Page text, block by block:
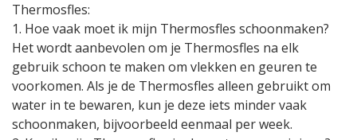
Thermosfles:
1. Hoe vaak moet ik mijn Thermosfles schoonmaken?
Het wordt aanbevolen om je Thermosfles na elk
gebruik schoon te maken om vlekken en geuren te
voorkomen. Als je de Thermosfles alleen gebruikt om
water in te bewaren, kun je deze iets minder vaak
schoonmaken, bijvoorbeeld eenmaal per week.